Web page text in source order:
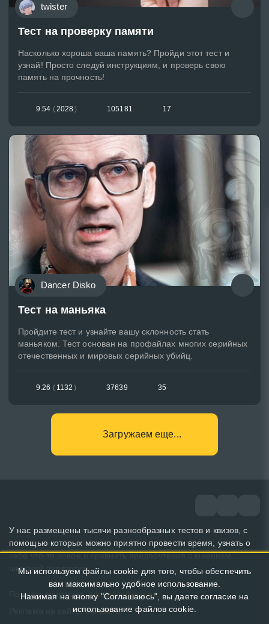
twister
Тест на проверку памяти
Насколько хороша ваша память? Пройди этот тест и
узнай! Просто следуй инструкциям, и проверь свою
память на прочность!
9.54 (2028) 105181 17
Dancer Disko
Тест на маньяка
Пройдите тест и узнайте вашу склонность стать
маньяком. Тест основан на профайлах многих серийных
отечественных и мировых серийных убийц.
9.26 ( 1132 ) 37639 35
Загружаем еще...
У нас размещены тысячи разнообразных тестов и квизов, с
помощью которых можно приятно провести время, узнать о
себе что-то новое и сравнить предпочтения с мнением
широкой аудитории.
По всем вопросам: admin@pikuco.ru
Реклама на сайте: Заказать!
Мы используем файлы cookie для того, чтобы обеспечить
вам максимально удобное использование.
Нажимая на кнопку "Соглашаюсь", вы даете согласие на
использование файлов cookie.